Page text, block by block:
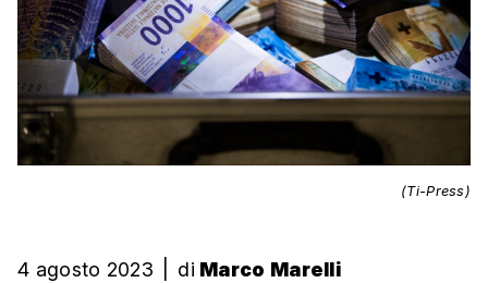
(Ti-Press)
4 agosto 2023 di Marco Marelli